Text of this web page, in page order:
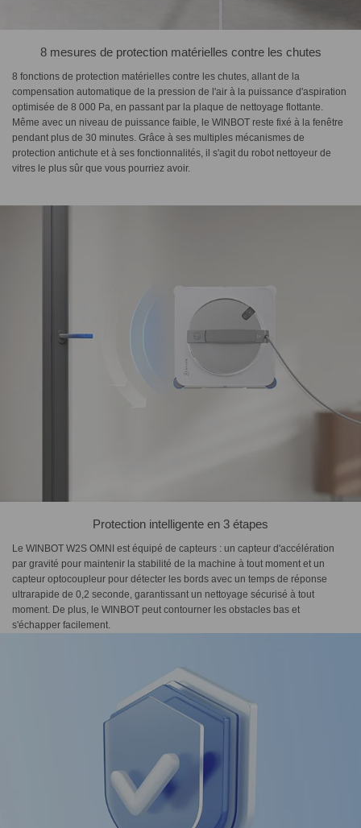
8 mesures de protection matérielles contre les chutes
8 fonctions de protection matérielles contre les chutes, allant de la
compensation automatique de la pression de l'air à la puissance d'aspiration
optimisée de 8 000 Pa, en passant par la plaque de nettoyage flottante.
Même avec un niveau de puissance faible, le WINBOT reste fixé à la fenêtre
pendant plus de 30 minutes. Grâce à ses multiples mécanismes de
protection antichute et à ses fonctionnalités, il s'agit du robot nettoyeur de
vitres le plus sûr que vous pourriez avoir.
Protection intelligente en 3 étapes
Le WINBOT W2S OMNI est équipé de capteurs : un capteur d'accélération
par gravité pour maintenir la stabilité de la machine à tout moment et un
capteur optocoupleur pour détecter les bords avec un temps de réponse
ultrarapide de 0,2 seconde, garantissant un nettoyage sécurisé à tout
moment. De plus, le WINBOT peut contourner les obstacles bas et
s'échapper facilement.